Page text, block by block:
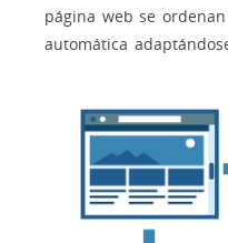
página web se
automática